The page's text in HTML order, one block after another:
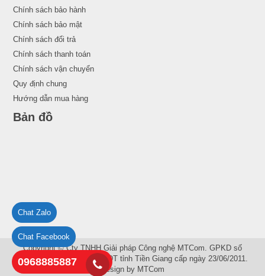
Chat Zalo
Chat Facebook
0968885887
Chính sách bảo hành
Chính sách bảo mật
Chính sách đổi trả
Chính sách thanh toán
Chính sách vận chuyển
Quy định chung
Hướng dẫn mua hàng
Bản đồ
Copyright © Cty TNHH Giải pháp Công nghệ MTCom. GPKD số
1201148720 do Sở KH và ĐT tỉnh Tiền Giang cấp ngày 23/06/2011.
Design by MTCom